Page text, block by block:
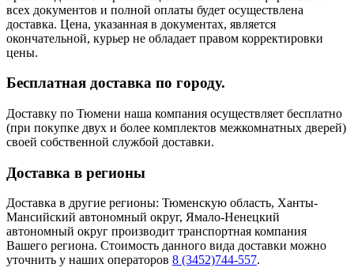
всех документов и полной оплаты будет осуществлена
доставка. Цена, указанная в документах, является
окончательной, курьер не обладает правом корректировки
цены.
Бесплатная доставка по городу.
Доставку по Тюмени наша компания осуществляет бесплатно
(при покупке двух и более комплектов межкомнатных дверей)
своей собственной службой доставки.
Доставка в регионы
Доставка в другие регионы: Тюменскую область, Ханты-
Мансийский автономный округ, Ямало-Ненецкий
автономный округ производит транспортная компания
Вашего региона. Стоимость данного вида доставки можно
уточнить у наших операторов 8 (3452)744-557.